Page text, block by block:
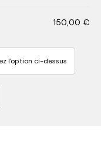
150,00 €
l'option ci-dessus